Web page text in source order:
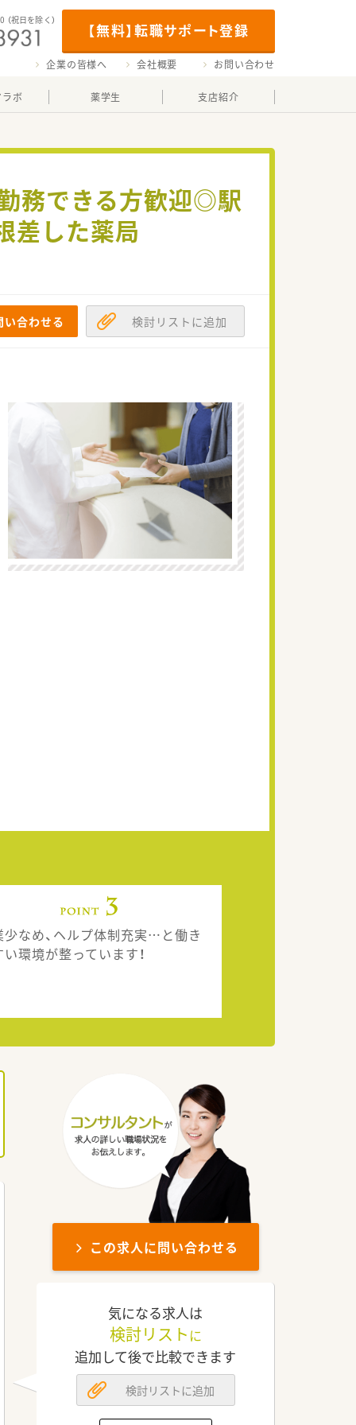
【無料】転職サポート登録
（祝日を除く）
企業の皆様へ 会社概要 お問い合わせ
ボ 薬学生 支店紹介
務できる方歓迎◎駅
差した薬局
い合わせる 検討リストに追加
少なめ、ヘルプ体制充実…と働き
い環境が整っています！
この求人に問い合わせる
気になる求人は
検討リスト に
追加して後で比較できます
検討リストに追加